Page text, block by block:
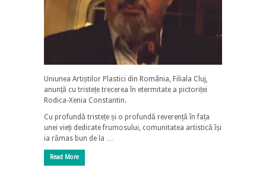
Uniunea Artiștilor Plastici din România, Filiala Cluj,
anunță cu tristețe trecerea în etermitate a pictoriței
Rodica-Xenia Constantin.
Cu profundă tristețe și o profundă reverență în fața
unei vieți dedicate frumosului, comunitatea artistică își
ia rămas bun de la …
Read More